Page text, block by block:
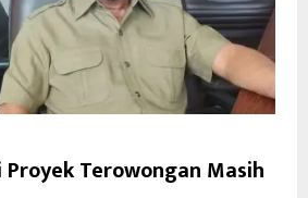
Terowongan Masih